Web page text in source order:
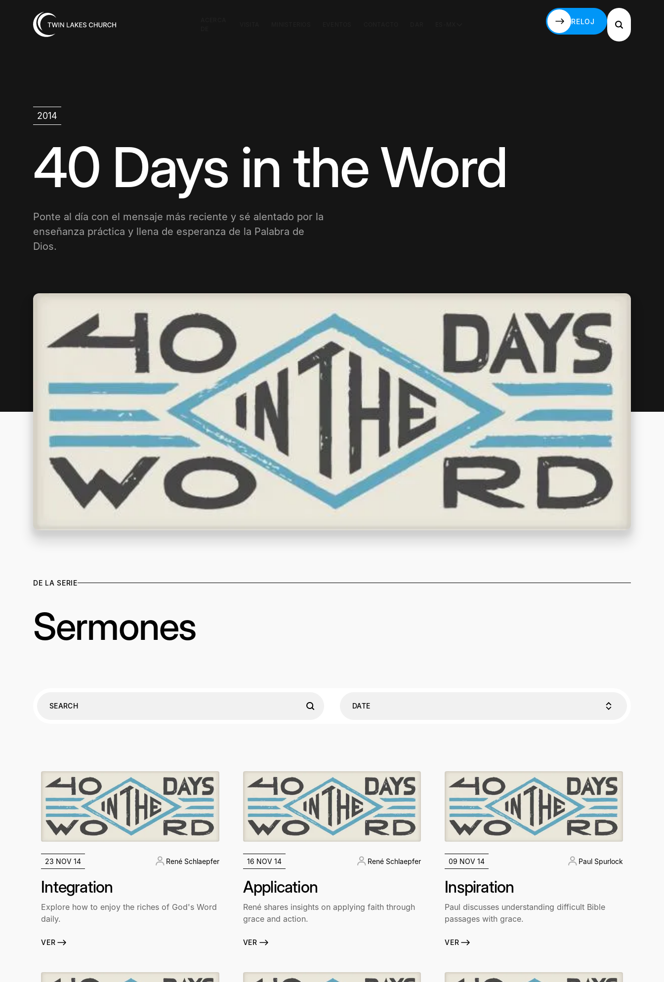
RELOJ
2014
40 Days in the Word
Ponte al día con el mensaje más reciente y sé alentado por la
enseñanza práctica y llena de esperanza de la Palabra de
Dios.
DE LA SERIE
Sermones
DATE
23 NOV 14 René Schlaepfer
Integration
Explore how to enjoy the riches of God's Word
daily.
VER
16 NOV 14 René Schlaepfer
Application
René shares insights on applying faith through
grace and action.
VER
09 NOV 14 Paul Spurlock
Inspiration
Paul discusses understanding difficult Bible
passages with grace.
VER